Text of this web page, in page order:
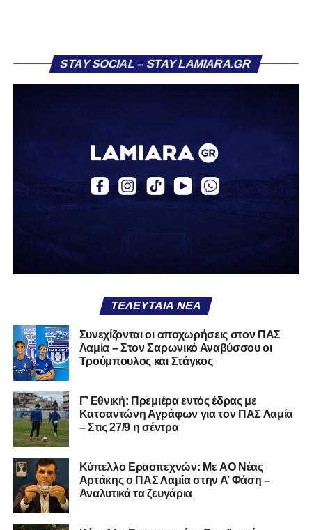
«Ο Α.Ο. Σαρωνικός Αναβύσσου ανακοινώνει την
περσινή σεζόν πραγματοποίησε γεμάτη χρονιά στη Γ’
Στο παρελθόν αγωνίστηκε στην ΑΕΚ Β’, με την οποία
κατέγραψε 10 συμμετοχές στη Super League 2, καθώς
επίσης σε Εθνικό και Ζάκυνθο. Ξεκίνησε την καριέρα του
στις 26 Σεπτεμβρίου 2021.
Καλωσορίζουμε τον Βασίλη στην οικογένεια του
Σαρωνικού και του ευχόμαστε υγεία και πολλές
επιτυχίες.»
Η ανακοίνωση για τον Χρυσόστομο Στάγκο
«Ο Α.Ο. Σαρωνικός Αναβύσσου ανακοινώνει την
απόκτηση του τερματοφύλακα Χρυσόστομου Στάγκου.
Ο 24χρονος τερματοφύλακας (γεννημένος στις
27/06/2002) προέρχεται επίσης από μία γεμάτη χρονιά
STAY SOCIAL – STAY LAMIARA.GR
ΤΕΛΕΥΤΑΊΑ ΝΈΑ
Συνεχίζονται οι αποχωρήσεις στον ΠΑΣ
Λαμία – Στον Σαρωνικό Αναβύσσου οι
Τρούμπουλος και Στάγκος
Γ’ Εθνική: Πρεμιέρα εντός έδρας με
Κατσαντώνη Αγράφων για τον ΠΑΣ Λαμία
– Στις 27/9 η σέντρα
Kύπελλο Ερασιτεχνών: Με AO Nέας
Αρτάκης ο ΠΑΣ Λαμία στην Α’ Φάση –
Αναλυτικά τα ζευγάρια